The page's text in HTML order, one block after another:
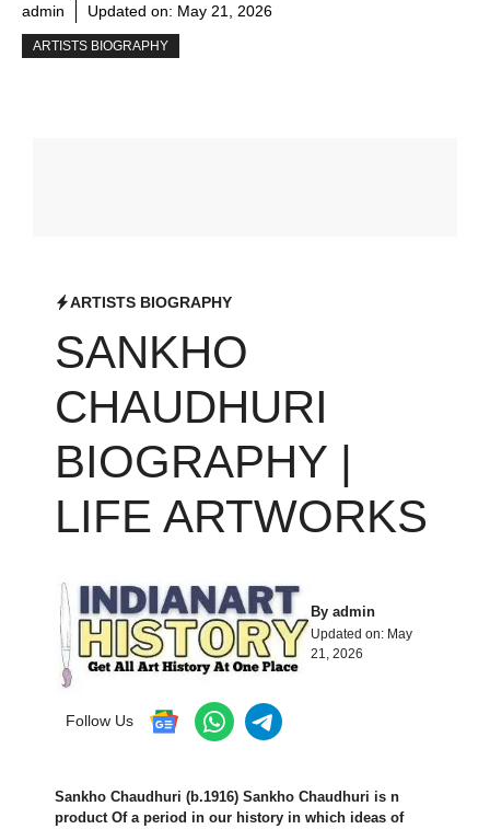
admin Updated on: May 21, 2026
ARTISTS BIOGRAPHY
ARTISTS BIOGRAPHY
SANKHO
CHAUDHURI
BIOGRAPHY |
LIFE ARTWORKS
Byadmin
Updated on: May
21, 2026
Follow Us
Sankho Chaudhuri (b.1916) Sankho Chaudhuri is n
product Of a period in our history in which ideas of